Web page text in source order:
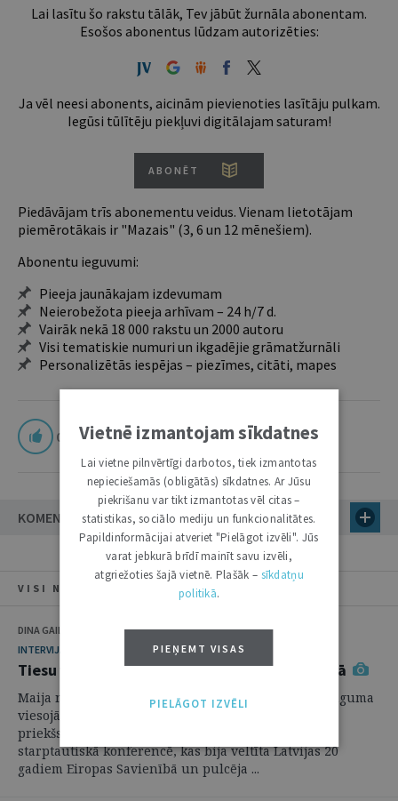
Lai lasītu šo rakstu tālāk, Tev jābūt žurnāla abonentam.
Esošos abonentus lūdzam autorizēties:
Ja vēl neesi abonents, aicinām pievienoties lasītāju pulkam.
Iegūsi tūlītēju piekļuvi digitālajam saturam!
ABONĒT
Piedāvājam trīs abonementu veidus. Vienam lietotājam
piemērotākais ir "Mazais" (3, 6 un 12 mēnešiem).
Abonentu ieguvumi:
Pieeja jaunākajam izdevumam
Neierobežota pieeja arhīvam – 24 h/7 d.
Vairāk nekā 18 000 rakstu un 2000 autoru
Visi tematiskie numuri un ikgadējie grāmatžurnāli
Personalizētās iespējas – piezīmes, citāti, mapes
0
KOMENTĀRI
VISI NUMURA RAKSTI
DINA GAILĪTE, ULDIS KRASTIŅŠ
INTERVIJA
Tiesu vara Ukrainā strādā izdzīvošanas režīmā
Maija nogalē Latvijā pēc mūsu Augstākās tiesas ielūguma
viesojās karā ierautās Ukrainas Augstākās tiesas
priekšsēdētājs Stanislavs Kravčenko, lai piedalītos
starptautiskā konferencē, kas bija veltīta Latvijas 20
gadiem Eiropas Savienībā un pulcēja ...
Vietnē izmantojam sīkdatnes
Lai vietne pilnvērtīgi darbotos, tiek izmantotas
nepieciešamās (obligātās) sīkdatnes. Ar Jūsu
piekrišanu var tikt izmantotas vēl citas –
statistikas, sociālo mediju un funkcionalitātes.
Papildinformācijai atveriet "Pielāgot izvēli". Jūs
varat jebkurā brīdī mainīt savu izvēli,
atgriežoties šajā vietnē. Plašāk – sīkdatņu
politikā.
PIEŅEMT VISAS
PIELĀGOT IZVĒLI